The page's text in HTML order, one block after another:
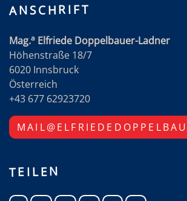
ANSCHRIFT
Mag.a Elfriede Doppelbauer-Ladner
Höhenstraße 18/7
6020 Innsbruck
Österreich
+43 677 62923720
TEILEN